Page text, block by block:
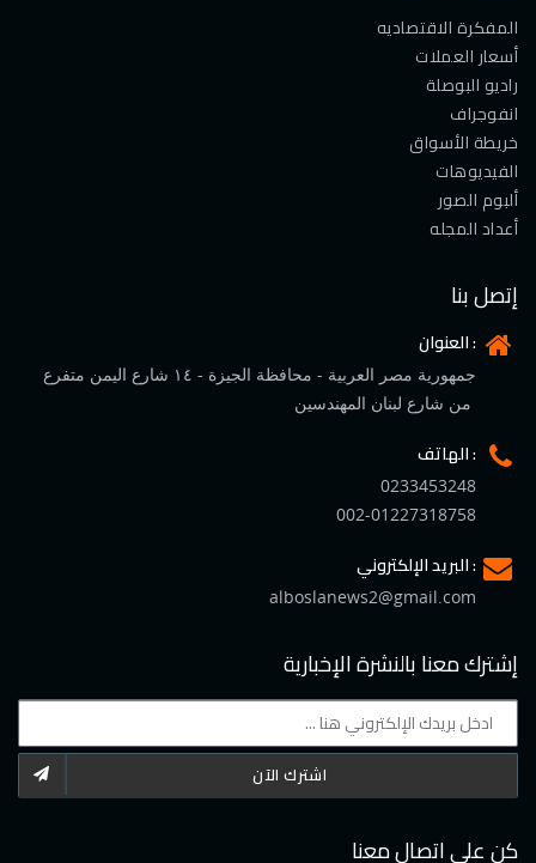
المفكرة الاقتصاديه
أسعار العملات
راديو البوصلة
انفوجراف
خريطة الأسواق
الفيديوهات
ألبوم الصور
أعداد المجله
إتصل بنا
العنوان :
جمهورية مصر العربية - محافظة الجيزة - ١٤ شارع اليمن متفرع
الهاتف :
0233453248
002-01227318758
البريد الإلكتروني :
alboslanews2@gmail.com
إشترك معنا بالنشرة الإخبارية
اشترك الآن
كن على اتصال معنا